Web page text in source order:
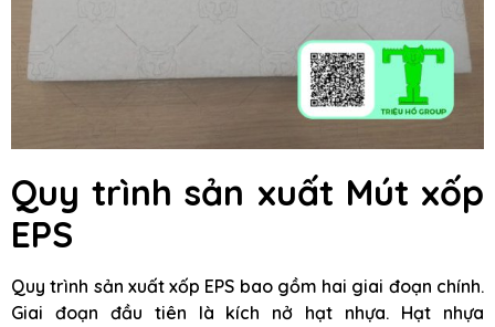
Quy trình sản xuất Mút xốp
EPS
Quy trình sản xuất xốp EPS bao gồm hai giai đoạn chính.
Giai đoạn đầu tiên là kích nở hạt nhựa. Hạt nhựa